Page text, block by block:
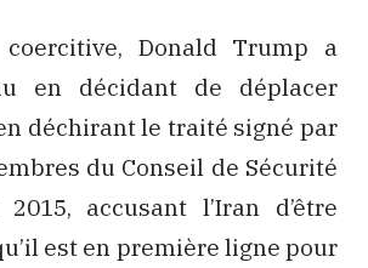
Donald Trump a
en décidant de déplacer
déchirant le traité signé par
du Conseil de Sécurité
accusant l’Iran d’être
est en première ligne pour